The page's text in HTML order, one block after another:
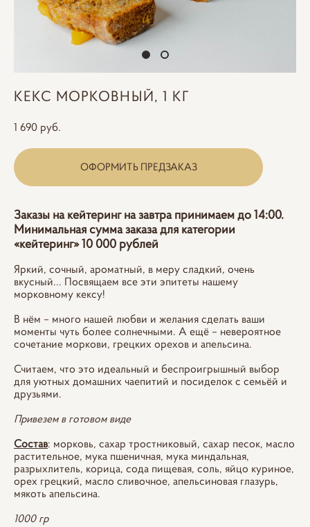
КЕКС МОРКОВНЫЙ, 1 КГ
1 690 pуб.
ОФОРМИТЬ ПРЕДЗАКАЗ
Заказы на кейтеринг на завтра принимаем до 14:00.
Минимальная сумма заказа для категории
«кейтеринг» 10 000 рублей
Яркий, сочный, ароматный, в меру сладкий, очень
вкусный... Посвящаем все эти эпитеты нашему
морковному кексу!
В нём – много нашей любви и желания сделать ваши
моменты чуть более солнечными. А ещё – невероятное
сочетание моркови, грецких орехов и апельсина.
Считаем, что это идеальный и беспроигрышный выбор
для уютных домашних чаепитий и посиделок с семьёй и
друзьями.
Привезем в готовом виде
Состав: морковь, сахар тростниковый, сахар песок, масло
растительное, мука пшеничная, мука миндальная,
разрыхлитель, корица, сода пищевая, соль, яйцо куриное,
орех грецкий, масло сливочное, апельсиновая глазурь,
мякоть апельсина.
1000 гр